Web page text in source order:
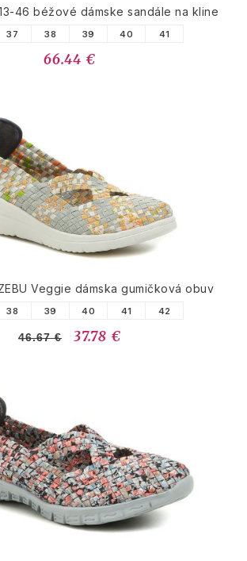
46 béžové dámske sandále na kline
37 38 39 40 41
66.44 €
Veggie dámska gumičková obuv
38 39 40 41 42
46.67 € 37.78 €